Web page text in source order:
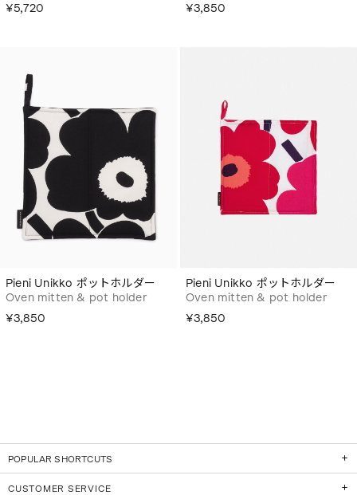
¥5,720
¥3,850
Pieni Unikko ポットホルダー
Oven mitten & pot holder
¥3,850
Pieni Unikko ポットホルダー
Oven mitten & pot holder
¥3,850
POPULAR SHORTCUTS
CUSTOMER SERVICE